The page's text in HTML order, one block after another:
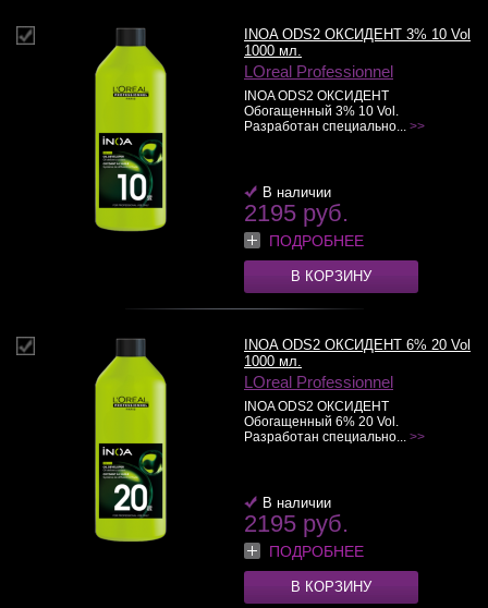
INOA ODS2 ОКСИДЕНТ 3% 10 Vol
1000 мл.
LOreal Professionnel
INOA ODS2 ОКСИДЕНТ
Обогащенный 3% 10 Vol.
Разработан специально... >>
В наличии
2195 руб.
ПОДРОБНЕЕ
В КОРЗИНУ
INOA ODS2 ОКСИДЕНТ 6% 20 Vol
1000 мл.
LOreal Professionnel
INOA ODS2 ОКСИДЕНТ
Обогащенный 6% 20 Vol.
Разработан специально... >>
В наличии
2195 руб.
ПОДРОБНЕЕ
В КОРЗИНУ